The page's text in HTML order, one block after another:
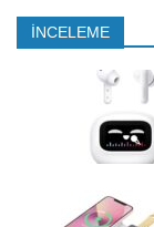
İNCELEME